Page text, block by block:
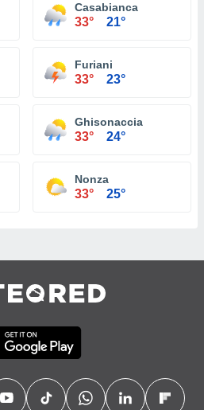
Casabianca
33° 21°
Furiani
33° 23°
Ghisonaccia
33° 24°
Nonza
33° 25°